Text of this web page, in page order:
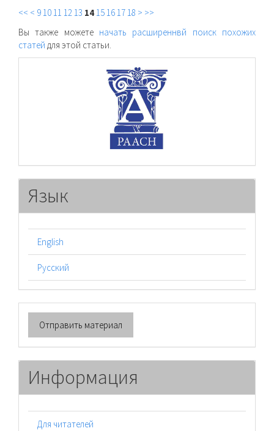
<< < 9 10 11 12 13 14 15 16 17 18 > >>
Вы также можете начать расширеннвй поиск похожих
статей для этой статьи.
Язык
English
Русский
Отправить
материал
Отправить материал
Информация
Для читателей